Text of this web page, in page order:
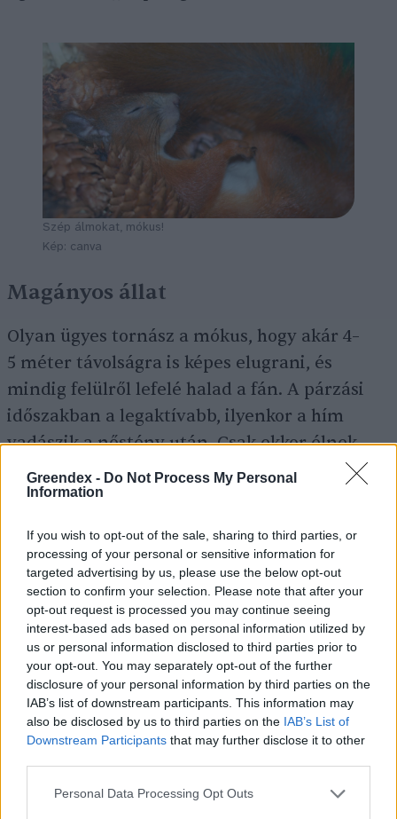
Greendex - Do Not Process My Personal
Information
If you wish to opt-out of the sale, sharing to third parties, or
processing of your personal or sensitive information for
targeted advertising by us, please use the below opt-out
section to confirm your selection. Please note that after your
opt-out request is processed you may continue seeing
interest-based ads based on personal information utilized by
us or personal information disclosed to third parties prior to
your opt-out. You may separately opt-out of the further
disclosure of your personal information by third parties on the
IAB’s list of downstream participants. This information may
also be disclosed by us to third parties on the IAB’s List of
Downstream Participants that may further disclose it to other
Personal Data Processing Opt Outs
Szép álmokat, mókus!
Kép: canva
Magányos állat
Olyan ügyes tornász a mókus, hogy akár 4–
5 méter távolságra is képes elugrani, és
mindig felülről lefelé halad a fán. A párzási
időszakban a legaktívabb, ilyenkor a hím
vadászik a nőstény után. Csak ekkor élnek
párban, egyébként magányos állatok.
Azokban az években, amikor bő a
elszaporodnak. Azonban az egyensúly
fennmarad, hiszen a bővelkedő éveket
általában ínségesek követik.
Az ivarérettséget 11 hónaposan érik el,
párzási idejük pedig december és július eleje
között van. A mókus vemhessége 38 napig
tart, melyből többnyire 4-5 utód születik. A
mókus évente akár kétszer is képes elleni. A
kölyökmókusok születésükkor csupaszok és